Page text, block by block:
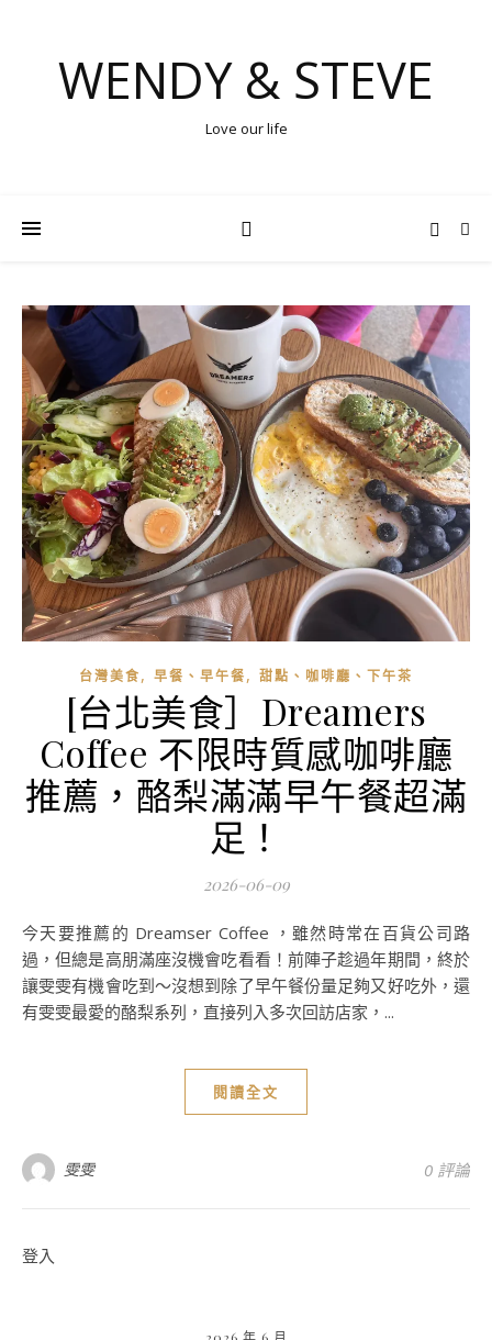
WENDY & STEVE
Love our life
台灣美食, 早餐、早午餐, 甜點、咖啡廳、下午茶
[台北美食］Dreamers
Coffee 不限時質感咖啡廳
推薦，酪梨滿滿早午餐超滿
足！
2026-06-09
今天要推薦的 Dreamser Coffee ，雖然時常在百貨公司路
過，但總是高朋滿座沒機會吃看看！前陣子趁過年期間，終於
讓雯雯有機會吃到～沒想到除了早午餐份量足夠又好吃外，還
有雯雯最愛的酪梨系列，直接列入多次回訪店家，...
閱讀全文
雯雯 0 評論
登入